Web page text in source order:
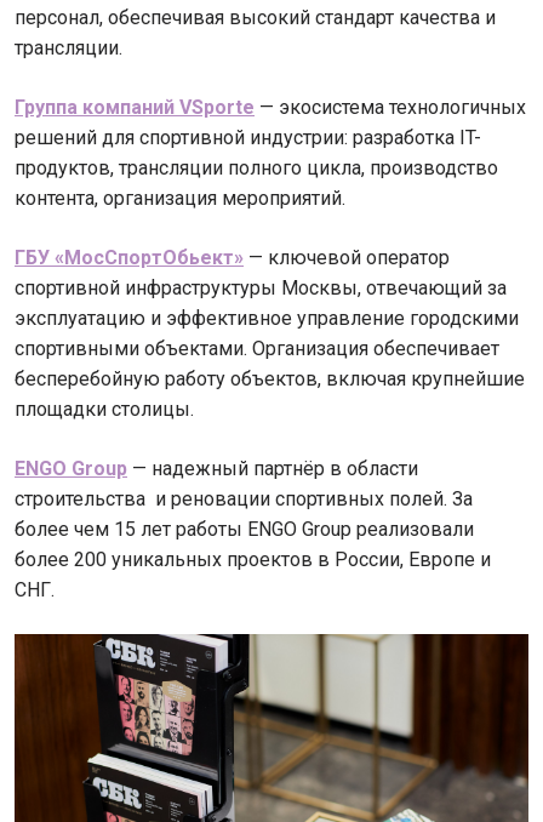
персонал, обеспечивая высокий стандарт качества и
трансляции.
Группа компаний VSporte — экосистема технологичных
решений для спортивной индустрии: разработка IT-
продуктов, трансляции полного цикла, производство
контента, организация мероприятий.
ГБУ «МосСпортОбьект» — ключевой оператор
спортивной инфраструктуры Москвы, отвечающий за
эксплуатацию и эффективное управление городскими
спортивными объектами. Организация обеспечивает
бесперебойную работу объектов, включая крупнейшие
площадки столицы.
ENGO Group — надежный партнёр в области
строительства и реновации спортивных полей. За
более чем 15 лет работы ENGO Group реализовали
более 200 уникальных проектов в России, Европе и
СНГ.